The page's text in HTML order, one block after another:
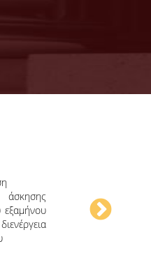
άσκησης
εξαμήνου